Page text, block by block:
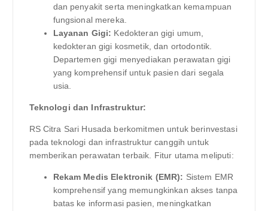
dan penyakit serta meningkatkan kemampuan
fungsional mereka.
Layanan Gigi: Kedokteran gigi umum,
kedokteran gigi kosmetik, dan ortodontik.
Departemen gigi menyediakan perawatan gigi
yang komprehensif untuk pasien dari segala
usia.
Teknologi dan Infrastruktur:
RS Citra Sari Husada berkomitmen untuk berinvestasi
pada teknologi dan infrastruktur canggih untuk
memberikan perawatan terbaik. Fitur utama meliputi:
Rekam Medis Elektronik (EMR): Sistem EMR
komprehensif yang memungkinkan akses tanpa
batas ke informasi pasien, meningkatkan